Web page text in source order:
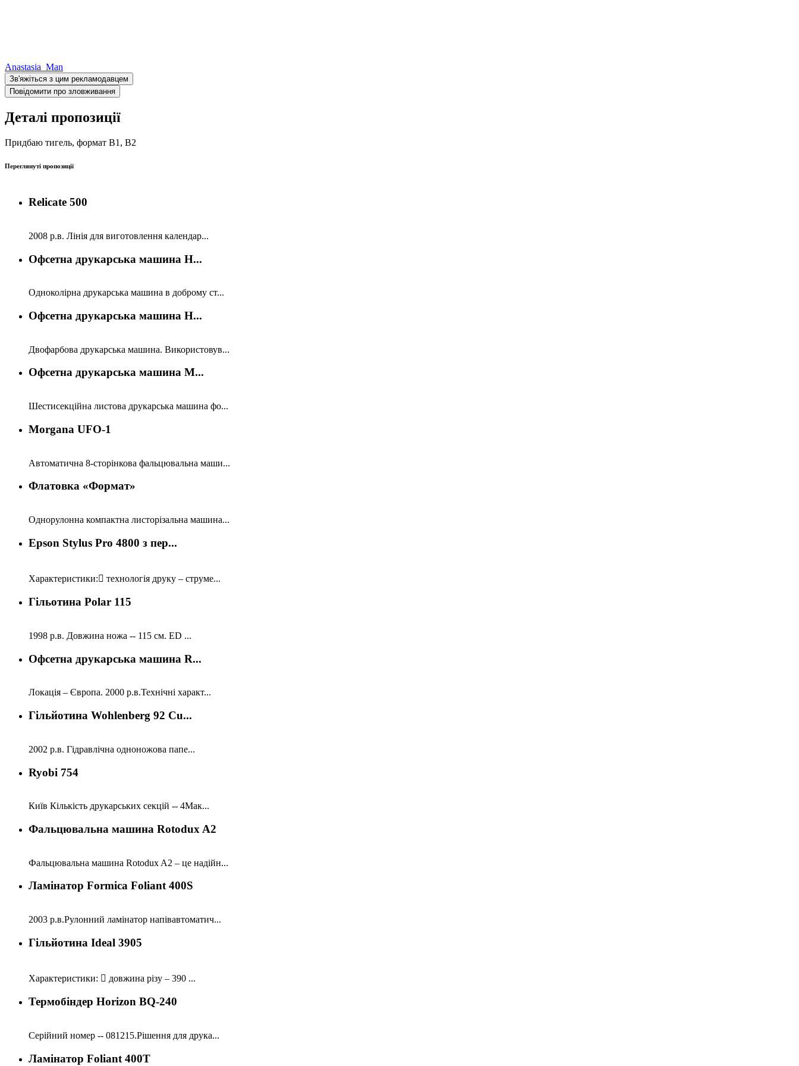
Anastasia_Man
Зв'яжіться з цим рекламодавцем
Повідомити про зловживання
Деталі пропозиції
Придбаю тигель, формат B1, B2
Переглянуті пропозиції
Relicate 500
2008 р.в. Лінія для виготовлення календар...
Офсетна друкарська машина H...
Одноколірна друкарська машина в доброму ст...
Офсетна друкарська машина H...
Двофарбова друкарська машина. Використовув...
Офсетна друкарська машина M...
Шестисекційна листова друкарська машина фо...
Morgana UFO-1
Автоматична 8-сторінкова фальцювальна маши...
Флатовка «Формат»
Однорулонна компактна листорізальна машина...
Epson Stylus Pro 4800 з пер...
Характеристики: технологія друку – струме...
Гільотина Polar 115
1998 р.в. Довжина ножа -- 115 см. ED ...
Офсетна друкарська машина R...
Локація – Європа. 2000 р.в.Технічні характ...
Гільйотина Wohlenberg 92 Cu...
2002 р.в. Гідравлічна одноножова папе...
Ryobi 754
Київ Кількість друкарських секцій -- 4Мак...
Фальцювальна машина Rotodux A2
Фальцювальна машина Rotodux A2 – це надійн...
Ламінатор Formica Foliant 400S
2003 р.в.Рулонний ламінатор напівавтоматич...
Гільйотина Ideal 3905
Характеристики:  довжина різу – 390 ...
Термобіндер Horizon BQ-240
Серійний номер -- 081215.Рішення для друка...
Ламінатор Foliant 400T